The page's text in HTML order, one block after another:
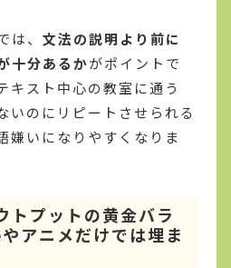
は、 文法の説明より前に
十分あるかがポイントで
キスト中心の教室に通う
いのにリピートさせられる
嫌いになりやすくなりま
トプットの黄金バラ
アニメだけでは埋ま